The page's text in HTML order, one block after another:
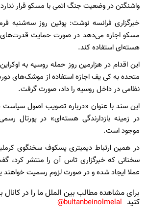
واشنگتن در وضعیت جنگ اتمی با مسکو قرار
خبرگزاری فرانسه نوشت: پوتین روز سه‌شنبه
مسکو اجازه می‌دهد در صورت حمایت
هسته‌ای استفاده کند.
این اقدام در هزارمین روز حمله روسیه به
متحده به کی یف اجازه استفاده از موشک‌های
نظامی در داخل روسیه را داد، صورت گرفت.
این سند با عنوان «درباره تصویب اصول سیاست
در زمینه بازدارندگی هسته‌ای» در پورتال
موجود است.
در همین ارتباط دیمیتری پسکوف سخنگوی
سخنانی که خبرگزاری تاس آن را منتشر کرد،
عملا ایجاد شده و در صورت لزوم رسمیت خواهند
برای مشاهده مطالب بین الملل ما را در کانال
کنید bultanbeinolmelal@